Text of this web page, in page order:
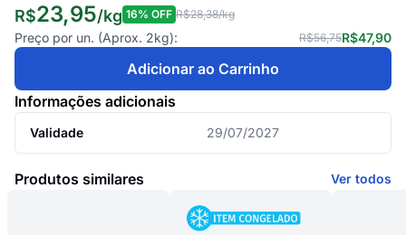
Informações adicionais
Validade 29/07/2027
R$23,95/kg 16% OFF R$28,38/kg
Preço por un. (Aprox. 2kg): R$56,75R$47,90
Adicionar ao Carrinho
Produtos similares Ver todos